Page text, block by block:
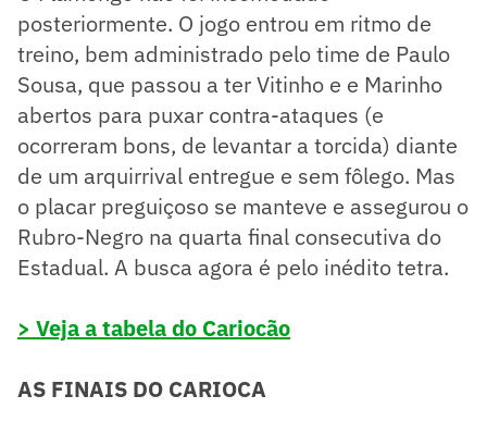
posteriormente. O jogo entrou em ritmo de
treino, bem administrado pelo time de Paulo
Sousa, que passou a ter Vitinho e e Marinho
abertos para puxar contra-ataques (e
ocorreram bons, de levantar a torcida) diante
de um arquirrival entregue e sem fôlego. Mas
o placar preguiçoso se manteve e assegurou o
Rubro-Negro na quarta final consecutiva do
Estadual. A busca agora é pelo inédito tetra.
> Veja a tabela do Cariocão
AS FINAIS DO CARIOCA